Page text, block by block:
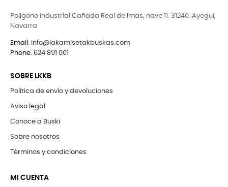
Polígono industrial Cañada Real de Imas, nave 11. 31240. Ayegui,
Navarra
Email : info@lakamisetakbuskas.com
Phone: 624 891 001
SOBRE LKKB
Política de envío y devoluciones
Aviso legal
Conoce a Buski
Sobre nosotros
Términos y condiciones
MI CUENTA